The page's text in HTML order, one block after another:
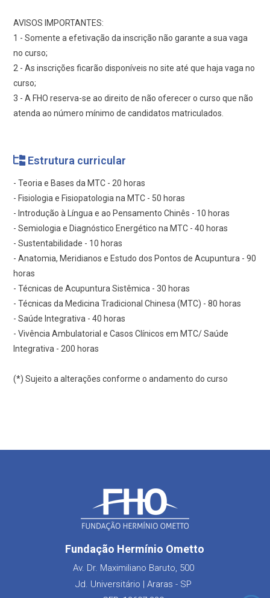
AVISOS IMPORTANTES:
1 - Somente a efetivação da inscrição não garante a sua vaga
no curso;
2 - As inscrições ficarão disponíveis no site até que haja vaga no
curso;
3 - A FHO reserva-se ao direito de não oferecer o curso que não
atenda ao número mínimo de candidatos matriculados.
Estrutura curricular
- Teoria e Bases da MTC - 20 horas
- Fisiologia e Fisiopatologia na MTC - 50 horas
- Introdução à Língua e ao Pensamento Chinês - 10 horas
- Semiologia e Diagnóstico Energético na MTC - 40 horas
- Sustentabilidade - 10 horas
- Anatomia, Meridianos e Estudo dos Pontos de Acupuntura - 90
horas
- Técnicas de Acupuntura Sistêmica - 30 horas
- Técnicas da Medicina Tradicional Chinesa (MTC) - 80 horas
- Saúde Integrativa - 40 horas
- Vivência Ambulatorial e Casos Clínicos em MTC/ Saúde
Integrativa - 200 horas
(*) Sujeito a alterações conforme o andamento do curso
Fundação Hermínio Ometto
Av. Dr. Maximiliano Baruto, 500
Jd. Universitário | Araras - SP